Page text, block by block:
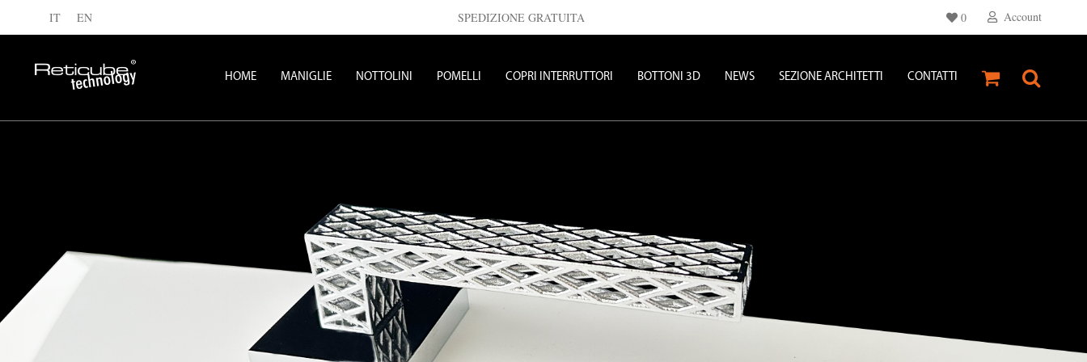
IT EN SPEDIZIONE GRATUITA Account
0
HOME MANIGLIE NOTTOLINI POMELLI COPRI INTERRUTTORI BOTTONI 3D NEWS SEZIONE ARCHITETTI CONTATTI